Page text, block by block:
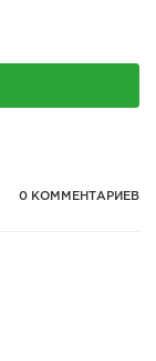
0 КОММЕНТАРИЕВ